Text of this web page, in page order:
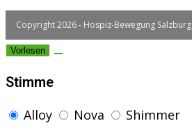
Copyright 2026 - Hospiz-Bewegung Salzburg
Vorlesen
Stimme
Alloy
Nova Shimmer